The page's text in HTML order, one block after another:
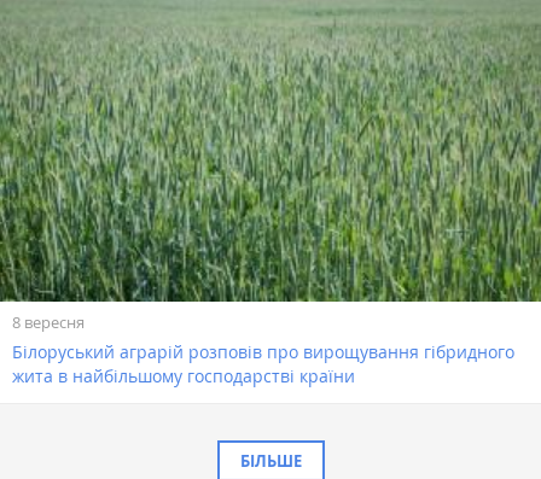
8 вересня
Білоруський аграрій розповів про вирощування гібридного
жита в найбільшому господарстві країни
БІЛЬШЕ